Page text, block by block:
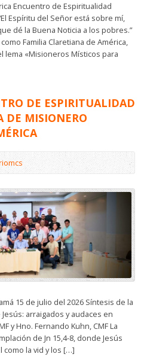
Encuentro de Espiritualidad
Espíritu del Señor está sobre mí,
dé la Buena Noticia a los pobres.”
Familia Claretiana de América,
lema «Misioneros Místicos para
DE ESPIRITUALIDAD
DE MISIONERO
15 de julio del 2026 Síntesis de la
arraigados y audaces en
y Hno. Fernando Kuhn, CMF La
de Jn 15,4-8, donde Jesús
como la vid y los […]